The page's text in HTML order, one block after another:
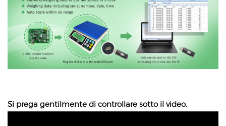
Si prega gentilmente di controllare sotto il video.